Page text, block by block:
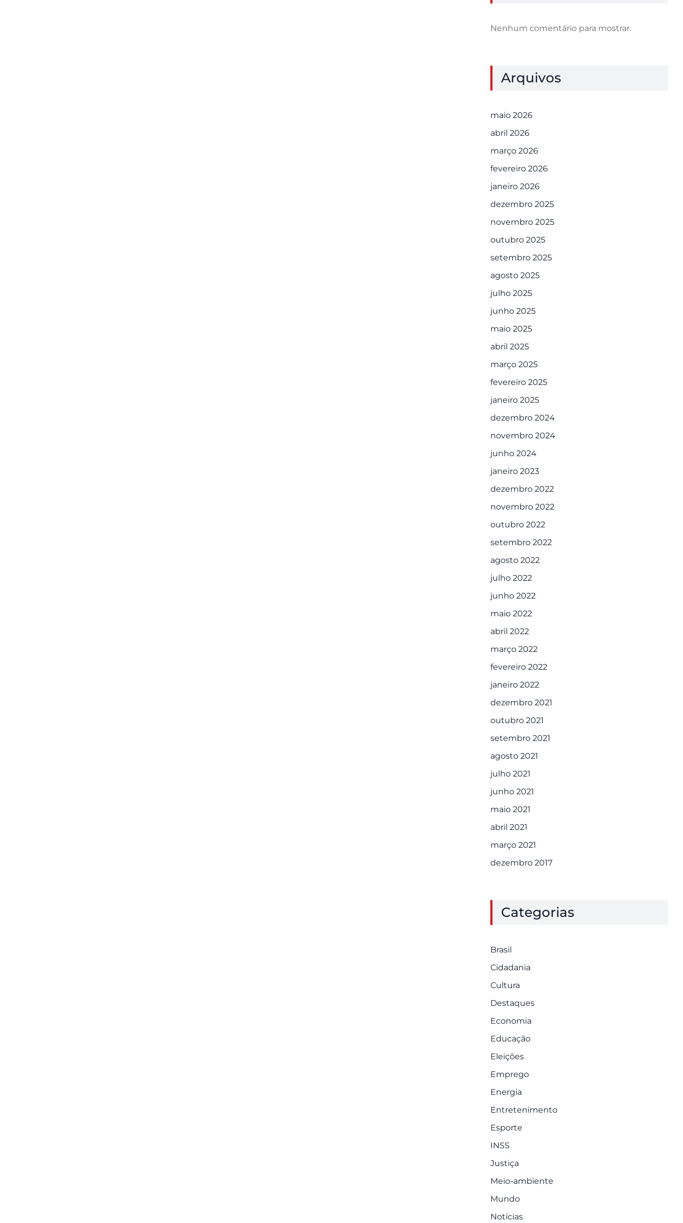
Nenhum comentário para mostrar.
Arquivos
maio 2026
abril 2026
março 2026
fevereiro 2026
janeiro 2026
dezembro 2025
novembro 2025
outubro 2025
setembro 2025
agosto 2025
julho 2025
junho 2025
maio 2025
abril 2025
março 2025
fevereiro 2025
janeiro 2025
dezembro 2024
novembro 2024
junho 2024
janeiro 2023
dezembro 2022
novembro 2022
outubro 2022
setembro 2022
agosto 2022
julho 2022
junho 2022
maio 2022
abril 2022
março 2022
fevereiro 2022
janeiro 2022
dezembro 2021
outubro 2021
setembro 2021
agosto 2021
julho 2021
junho 2021
maio 2021
abril 2021
março 2021
dezembro 2017
Categorias
Brasil
Cidadania
Cultura
Destaques
Economia
Educação
Eleições
Emprego
Energia
Entretenimento
Esporte
INSS
Justiça
Meio-ambiente
Mundo
Notícias